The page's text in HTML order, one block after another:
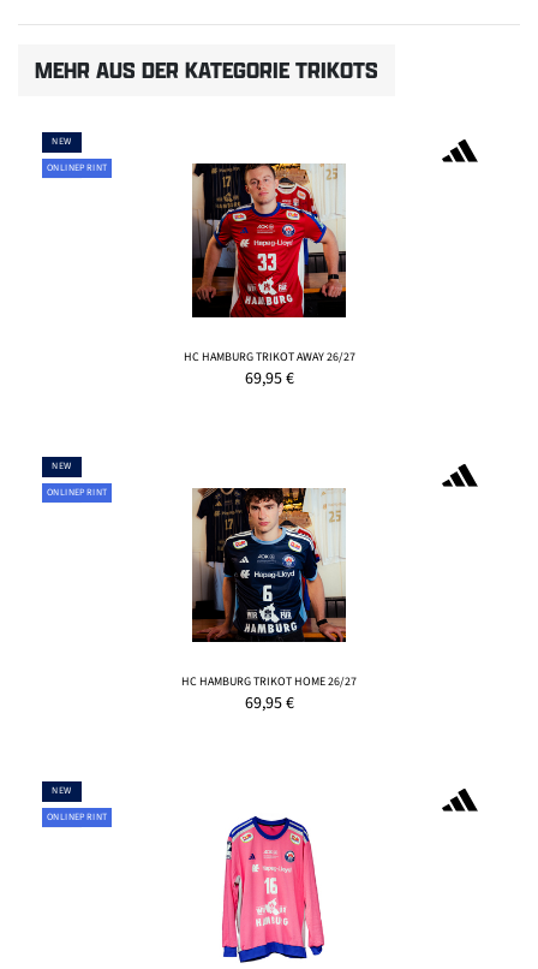
MEHR AUS DER KATEGORIE TRIKOTS
NEW
ONLINEPRINT
HC HAMBURG TRIKOT AWAY 26/27
69,95€
NEW
ONLINEPRINT
HC HAMBURG TRIKOT HOME 26/27
69,95€
NEW
ONLINEPRINT